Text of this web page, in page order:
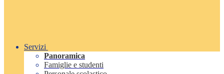
Servizi
Panoramica
Famiglie e studenti